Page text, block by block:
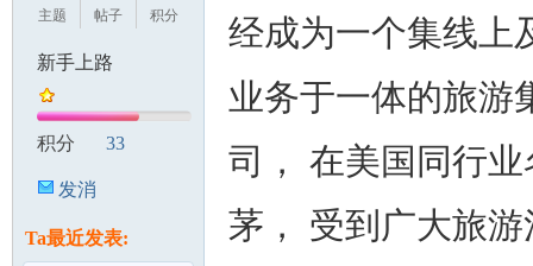
主题
帖子
积分
新手上路
积分 33
发消
Ta最近发表:
经成为一个集线上
业务于一体的旅游
司， 在美国同行业
茅， 受到广大旅游